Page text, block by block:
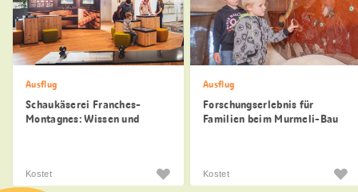
Ausflug
Schaukäserei Franches-
Montagnes: Wissen und
Kostet
Ausflug
Forschungserlebnis für
Familien beim Murmeli-Bau
Kostet